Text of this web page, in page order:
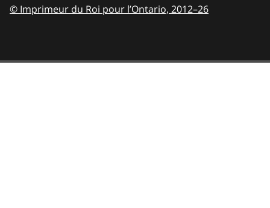
© Imprimeur du Roi pour l’Ontario, 2012–26